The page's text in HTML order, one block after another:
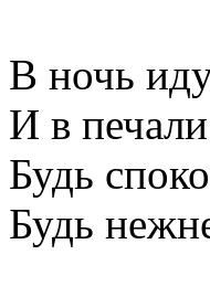
В ночь
И в
Будь
Будь